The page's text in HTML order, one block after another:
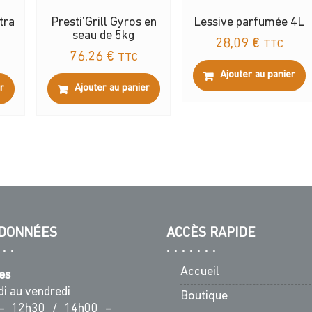
Presti’Grill Gyros en
seau de 5kg
76,26 € TTC
Ajouter au panier
Lessive parfumée 4L
28,09 € TTC
Ajouter au panier
au vendredi
12h30 / 14h00 –
ACCÈS RAPIDE
Accueil
Boutique